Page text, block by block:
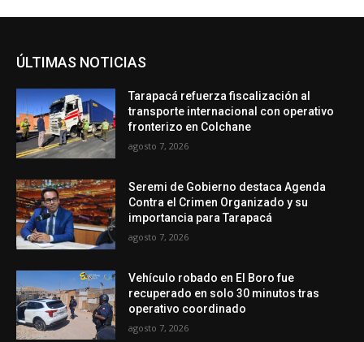
ÚLTIMAS NOTICIAS
Tarapacá refuerza fiscalización al
transporte internacional con operativo
fronterizo en Colchane
agosto 7, 2026
Seremi de Gobierno destaca Agenda
Contra el Crimen Organizado y su
importancia para Tarapacá
agosto 7, 2026
Vehículo robado en El Boro fue
recuperado en solo 30 minutos tras
operativo coordinado
agosto 7, 2026